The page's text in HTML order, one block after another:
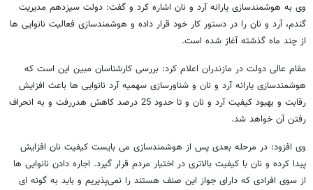
وی به هوشمندسازی یارانه آرد و نان اشاره کرد و گفت: دولت سیزدهم مدیریت
گندم، آرد و نان را در دستور کار خود قرار داده و هوشمندسازی فعالیت نانوایی ها
از چند ماه گذشته آغاز شده است.
مقام عالی دولت در مازندران اعلام کرد: بررسی کارشناسان مبین این است که
هوشمندسازی یارانه آرد و نان و شناورسازی سهمیه آرد نانوایی ها باعث افزایش
رقابت و بهبود کیفیت آرد و نان و تا حدود 25 درصد کاهش هدررفت و به انحراف
رفتن آن خواهد شد.
وی افزود: در مرحله بعدی پس از هوشمندسازی می بایست کیفیت نان افزایش
پیدا کرده و نان با کیفیت بالاتری در اختیار مردم قرار گیرد. اجاره دادن نانوایی ها
از سوی افرادی که دارای جواز این صنف هستند را نمی‌پذیریم و باید به گونه ای